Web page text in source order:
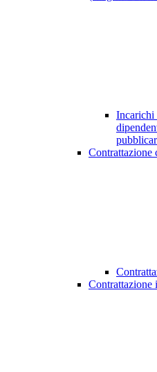
Incarichi
Contrattazione
Contrattazione